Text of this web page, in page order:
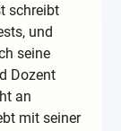
schreibt
und
seine
Dozent
an
mit seiner